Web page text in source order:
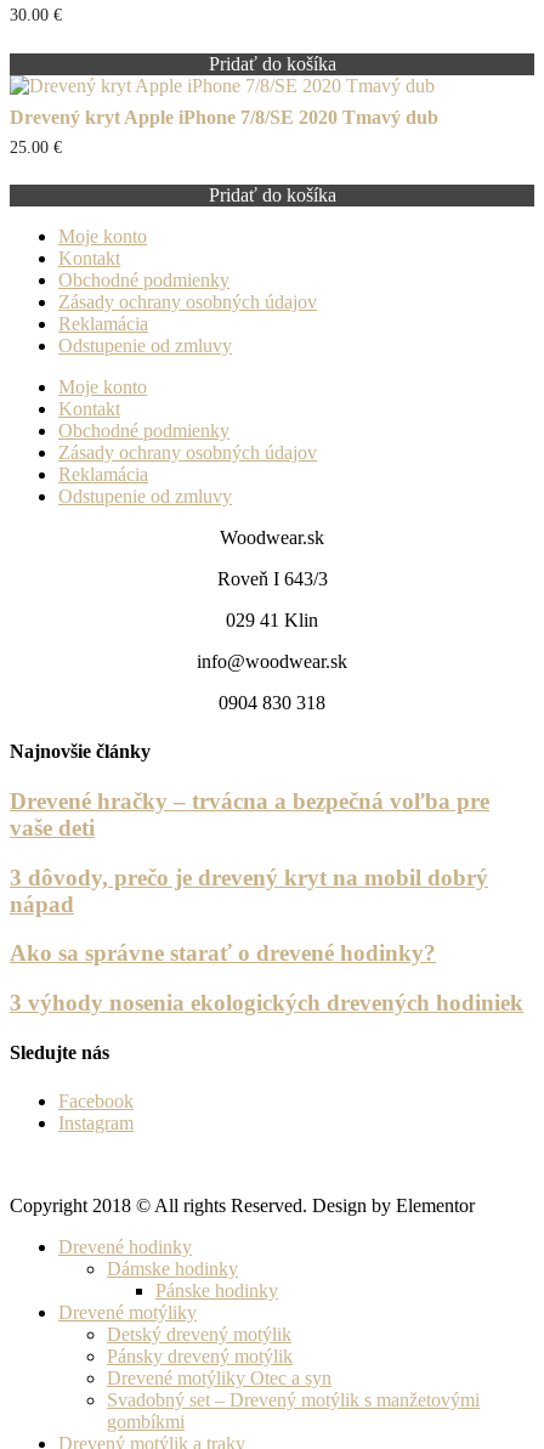
30.00 €
Pridať do košíka
Drevený kryt Apple iPhone 7/8/SE 2020 Tmavý dub
25.00 €
Pridať do košíka
Moje konto
Kontakt
Obchodné podmienky
Zásady ochrany osobných údajov
Reklamácia
Odstupenie od zmluvy
Moje konto
Kontakt
Obchodné podmienky
Zásady ochrany osobných údajov
Reklamácia
Odstupenie od zmluvy
Woodwear.sk
Roveň I 643/3
029 41 Klin
info@woodwear.sk
0904 830 318
Najnovšie články
Drevené hračky – trvácna a bezpečná voľba pre
vaše deti
3 dôvody, prečo je drevený kryt na mobil dobrý
nápad
Ako sa správne starať o drevené hodinky?
3 výhody nosenia ekologických drevených hodiniek
Sledujte nás
Facebook
Instagram
Copyright 2018 © All rights Reserved. Design by Elementor
Drevené hodinky
Dámske hodinky
Pánske hodinky
Drevené motýliky
Detský drevený motýlik
Pánsky drevený motýlik
Drevené motýliky Otec a syn
Svadobný set – Drevený motýlik s manžetovými
gombíkmi
Drevený motýlik a traky